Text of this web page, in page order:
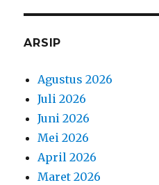
ARSIP
Agustus 2026
Juli 2026
Juni 2026
Mei 2026
April 2026
Maret 2026